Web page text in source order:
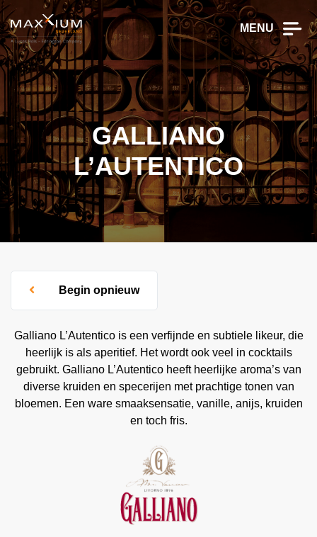
MENU
GALLIANO
L’AUTENTICO
Begin opnieuw
Galliano L’Autentico is een verfijnde en subtiele likeur, die
heerlijk is als aperitief. Het wordt ook veel in cocktails
gebruikt. Galliano L’Autentico heeft heerlijke aroma’s van
diverse kruiden en specerijen met prachtige tonen van
bloemen. Een ware smaaksensatie, vanille, anijs, kruiden
en toch fris.